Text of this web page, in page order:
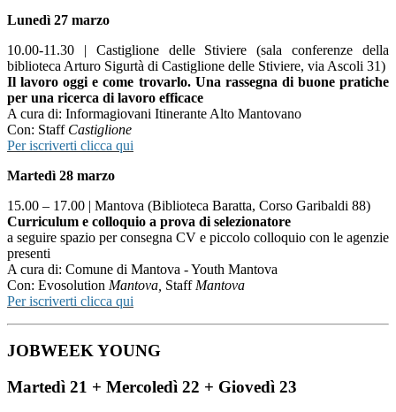
Lunedì 27 marzo
10.00-11.30 | Castiglione delle Stiviere (sala conferenze della
biblioteca Arturo Sigurtà di Castiglione delle Stiviere, via Ascoli 31)
Il lavoro oggi e come trovarlo. Una rassegna di buone pratiche
per una ricerca di lavoro efficace
A cura di: Informagiovani Itinerante Alto Mantovano
Con: Staff Castiglione
Per iscriverti clicca qui
Martedì 28 marzo
15.00 – 17.00 | Mantova (Biblioteca Baratta, Corso Garibaldi 88)
Curriculum e colloquio a prova di selezionatore
a seguire spazio per consegna CV e piccolo colloquio con le agenzie
presenti
A cura di: Comune di Mantova - Youth Mantova
Con: Evosolution Mantova, Staff Mantova
Per iscriverti clicca qui
JOBWEEK YOUNG
Martedì 21 + Mercoledì 22 + Giovedì 23